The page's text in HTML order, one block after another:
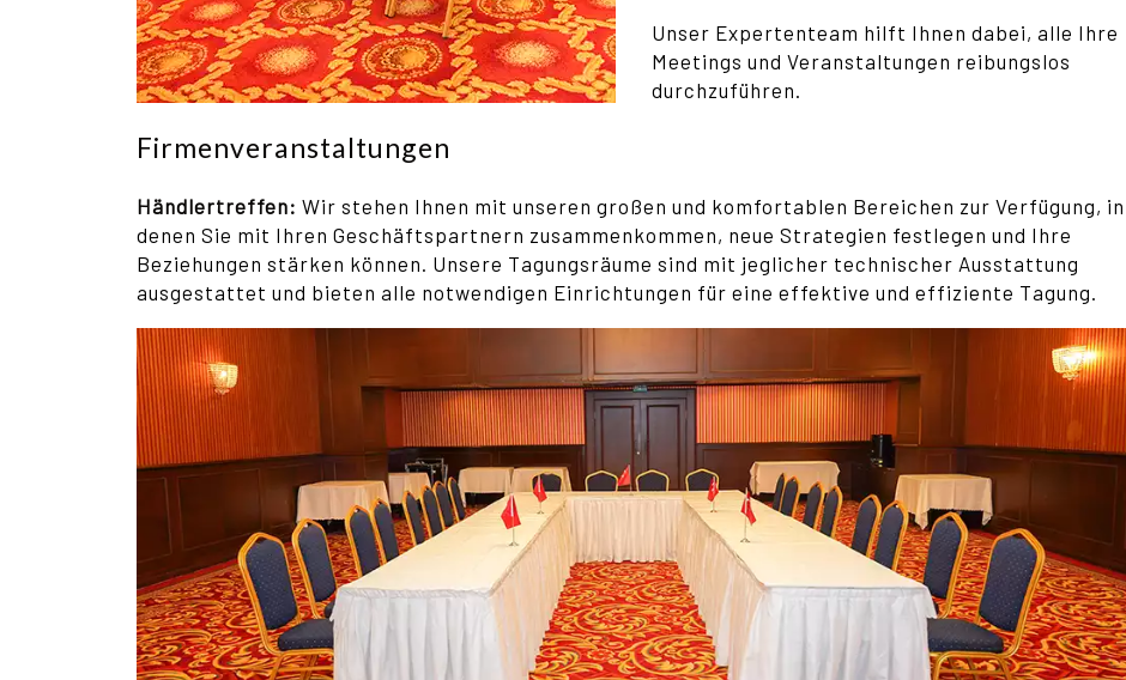
Unser Expertenteam hilft Ihnen dabei, alle Ihre
Meetings und Veranstaltungen reibungslos
durchzuführen.
Firmenveranstaltungen
Händlertreffen: Wir stehen Ihnen mit unseren großen und komfortablen Bereichen zur Verfügung, in
denen Sie mit Ihren Geschäftspartnern zusammenkommen, neue Strategien festlegen und Ihre
Beziehungen stärken können. Unsere Tagungsräume sind mit jeglicher technischer Ausstattung
ausgestattet und bieten alle notwendigen Einrichtungen für eine effektive und effiziente Tagung.